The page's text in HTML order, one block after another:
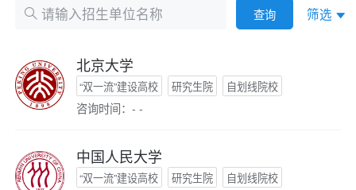
查询 筛选
北京大学
“双一流”建设高校 研究生院 自划线院校
咨询时间：- -
中国人民大学
“双一流”建设高校 研究生院 自划线院校